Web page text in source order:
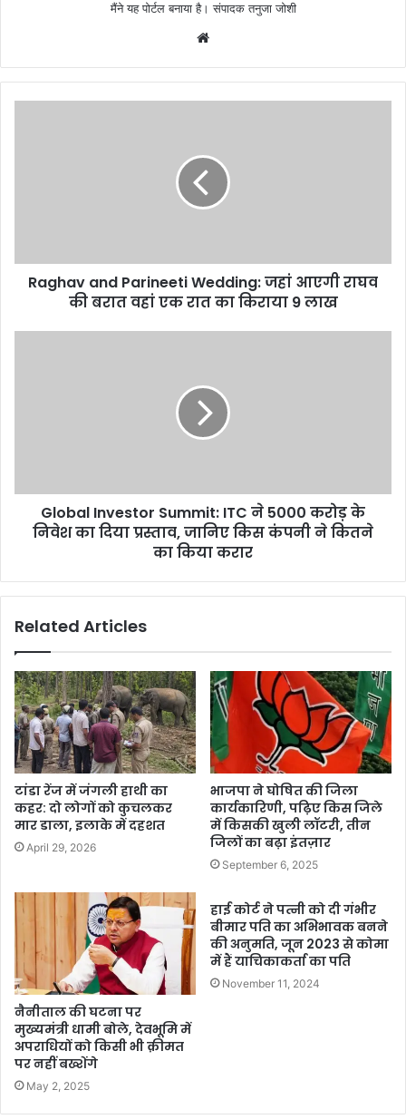
मैंने यह पोर्टल बनाया है। संपादक तनुजा जोशी
b
s
e
Raghav and Parineeti Wedding: जहां आएगी राघव
की बरात वहां एक रात का किराया 9 लाख
Global Investor Summit: ITC ने 5000 करोड़ के
निवेश का दिया प्रस्ताव, जानिए किस कंपनी ने कितने
का किया करार
Related Articles
टांडा रेंज में जंगली हाथी का
कहर: दो लोगों को कुचलकर
मार डाला, इलाके में दहशत
April 29, 2026
भाजपा ने घोषित की जिला
कार्यकारिणी, पढ़िए किस जिले
में किसकी खुली लॉटरी, तीन
जिलों का बढ़ा इंतज़ार
September 6, 2025
नैनीताल की घटना पर
मुख्यमंत्री धामी बोले, देवभूमि में
अपराधियों को किसी भी क़ीमत
पर नहीं बख्शेंगे
May 2, 2025
हाई कोर्ट ने पत्नी को दी गंभीर
बीमार पति का अभिभावक बनने
की अनुमति, जून 2023 से कोमा
में हैं याचिकाकर्ता का पति
November 11, 2024